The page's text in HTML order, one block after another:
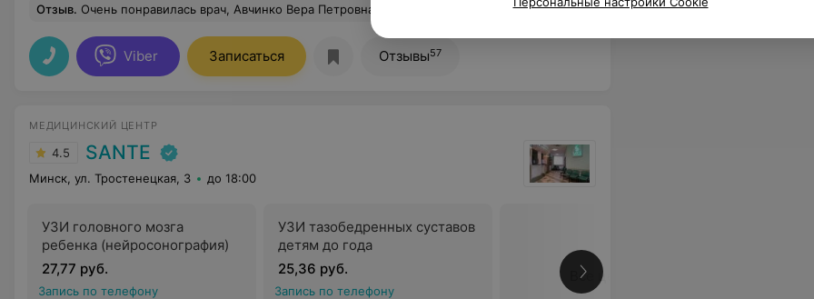
Отзыв. Очень понравилась врач, Авчинко Вера Петровна, приятно, когда человек на своем месте и занимается любимым делом. Очень приятная в общении, внимательная, все доходчиво и подробно объяснила, помимо узи мы получили, на мой взгляд и консультацию. Оочень довольны приемом, спасибо! Еще
Viber Записаться Отзывы57
МЕДИЦИНСКИЙ ЦЕНТР
4.5 SANTE
Минск, ул. Тростенецкая, 3 до 18:00
УЗИ головного мозга
ребенка (нейросонография)
27,77 руб.
Запись по телефону
УЗИ тазобедренных суставов
детям до года
25,36 руб.
Запись по телефону
Все цены